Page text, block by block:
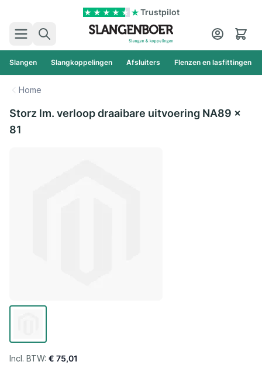
Trustpilot
Zoek
Cart
Slangen Slangkoppelingen Afsluiters Flenzen en lasfittingen
Home
Storz lm. verloop draaibare uitvoering NA89 x
81
€ 75,01